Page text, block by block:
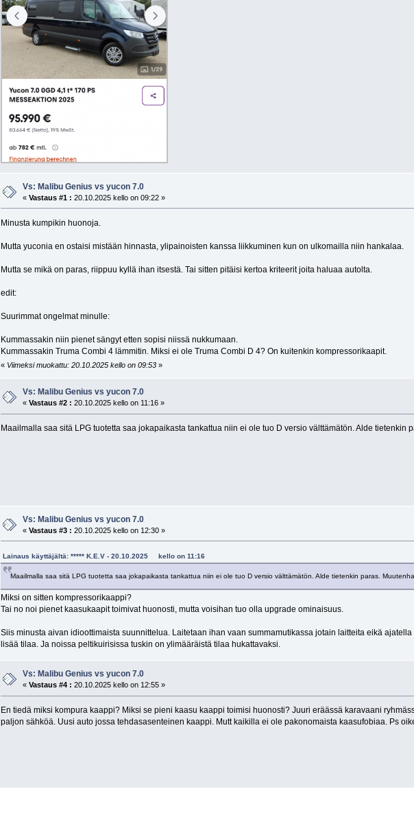
Vs: Malibu Genius vs yucon 7.0
«Vastaus #1 : 20.10.2025 kello on 09:22 »
Minusta kumpikin huonoja.
Mutta yuconia en ostaisi mistään hinnasta, ylipainoisten kanssa liikkuminen kun on ulkomailla niin hankalaa.
Mutta se mikä on paras, riippuu kyllä ihan itsestä. Tai sitten pitäisi kertoa kriteerit joita haluaa autolta.
edit:
Suurimmat ongelmat minulle:
Kummassakin niin pienet sängyt etten sopisi niissä nukkumaan.
Kummassakin Truma Combi 4 lämmitin. Miksi ei ole Truma Combi D 4? On kuitenkin kompressorikaapit.
« Viimeksi muokattu: 20.10.2025 kello on 09:53 »
Vs: Malibu Genius vs yucon 7.0
«Vastaus #2 : 20.10.2025 kello on 11:16 »
Maailmalla saa sitä LPG tuotetta saa jokapaikasta tankattua niin ei ole tuo D versio välttämätön. Alde tietenkin
Vs: Malibu Genius vs yucon 7.0
«Vastaus #3 : 20.10.2025 kello on 12:30 »
Lainaus käyttäjältä: ***** K.E.V - 20.10.2025 kello on 11:16
Maailmalla saa sitä LPG tuotetta saa jokapaikasta tankattua niin ei ole tuo D versio välttämätön. Alde tietenkin paras.
Miksi on sitten kompressorikaappi?
Tai no noi pienet kaasukaapit toimivat huonosti, mutta voisihan tuo olla upgrade ominaisuus.
Siis minusta aivan idioottimaista suunnittelua. Laitetaan ihan vaan summamutikassa jotain laitteita eikä
lisää tilaa. Ja noissa peltikuirisissa tuskin on ylimääräistä tilaa hukattavaksi.
Vs: Malibu Genius vs yucon 7.0
«Vastaus #4 : 20.10.2025 kello on 12:55 »
En tiedä miksi kompura kaappi? Miksi se pieni kaasu kaappi toimisi huonosti? Juuri eräässä karavaani
paljon sähköä. Uusi auto jossa tehdasasenteinen kaappi. Mutt kaikilla ei ole pakonomaista kaasufobiaa. Ps